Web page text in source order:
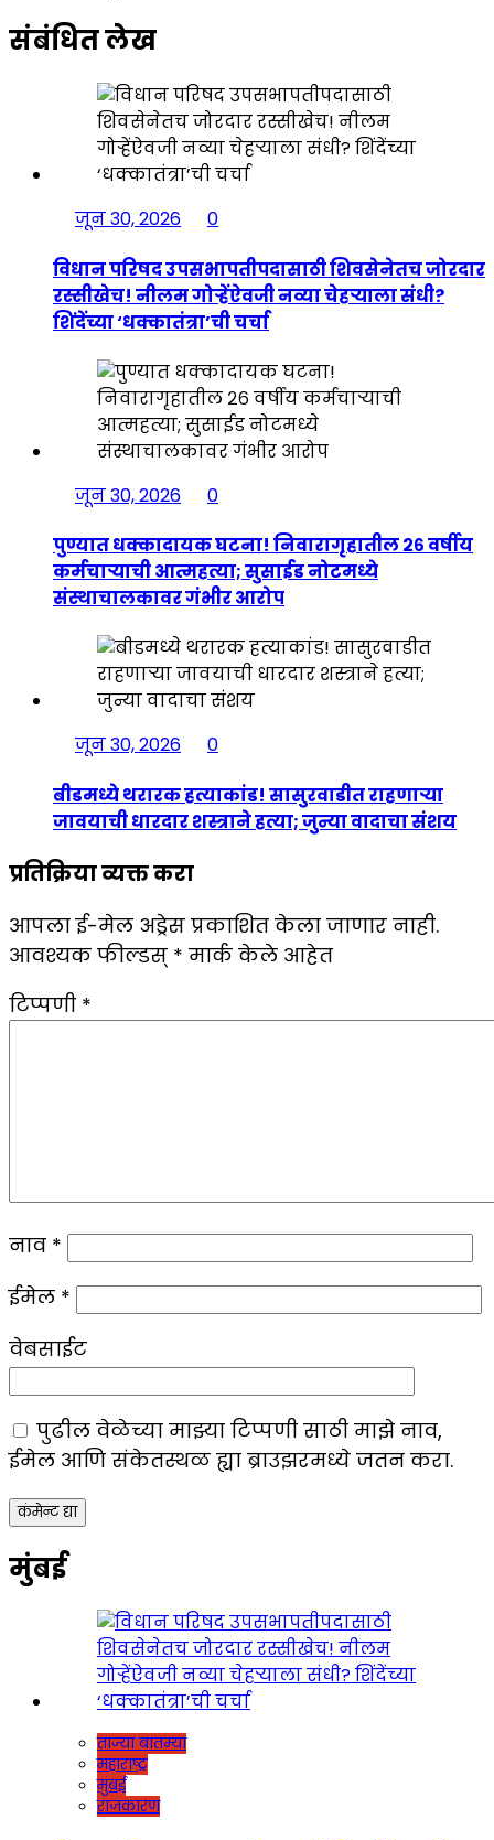
संबंधित लेख
जून 30, 2026
0
विधान परिषद उपसभापतीपदासाठी शिवसेनेतच जोरदार
रस्सीखेच! नीलम गोऱ्हेंऐवजी नव्या चेहऱ्याला संधी?
शिंदेंच्या ‘धक्कातंत्रा’ची चर्चा
जून 30, 2026
0
पुण्यात धक्कादायक घटना! निवारागृहातील २६ वर्षीय
कर्मचाऱ्याची आत्महत्या; सुसाईड नोटमध्ये
संस्थाचालकावर गंभीर आरोप
जून 30, 2026
0
बीडमध्ये थरारक हत्याकांड! सासुरवाडीत राहणाऱ्या
जावयाची धारदार शस्त्राने हत्या; जुन्या वादाचा संशय
प्रतिक्रिया व्यक्त करा
आपला ई-मेल अड्रेस प्रकाशित केला जाणार नाही.
आवश्यक फील्डस् * मार्क केले आहेत
टिप्पणी *
नाव *
ईमेल *
वेबसाईट
पुढील वेळेच्या माझ्या टिप्पणी साठी माझे नाव,
ईमेल आणि संकेतस्थळ ह्या ब्राउझरमध्ये जतन करा.
मुंबई
ताज्या बातम्या
महाराष्ट्र
मुंबई
राजकारण